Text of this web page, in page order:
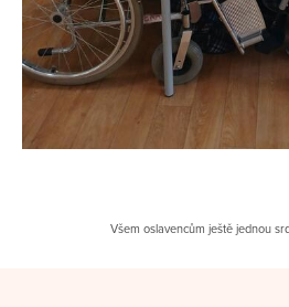
Všem oslavencům ještě jednou